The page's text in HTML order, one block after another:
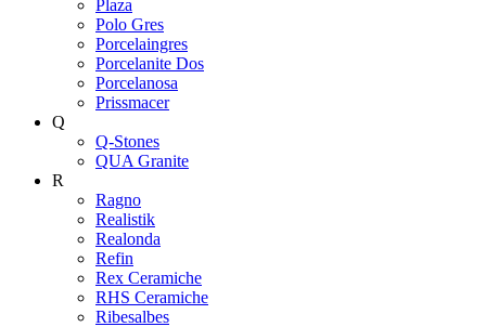
Plaza
Polo Gres
Porcelaingres
Porcelanite Dos
Porcelanosa
Prissmacer
Q
Q-Stones
QUA Granite
R
Ragno
Realistik
Realonda
Refin
Rex Ceramiche
RHS Ceramiche
Ribesalbes